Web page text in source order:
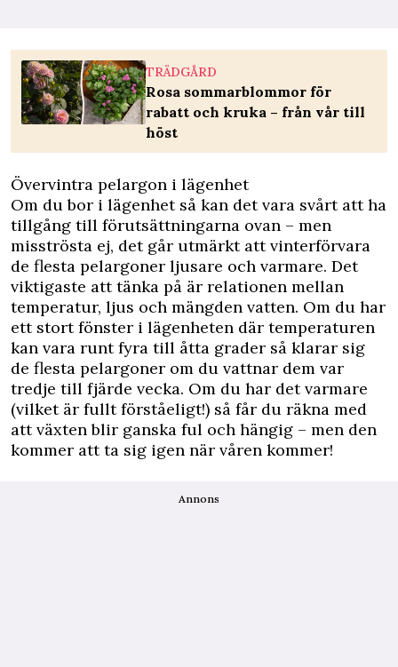
TRÄDGÅRD
Rosa sommarblommor för
rabatt och kruka – från vår till
höst
Övervintra pelargon i lägenhet
Om du bor i lägenhet så kan det vara svårt att ha
tillgång till förutsättningarna ovan – men
misströsta ej, det går utmärkt att vinterförvara
de flesta pelargoner ljusare och varmare. Det
viktigaste att tänka på är relationen mellan
temperatur, ljus och mängden vatten. Om du har
ett stort fönster i lägenheten där temperaturen
kan vara runt fyra till åtta grader så klarar sig
de flesta pelargoner om du vattnar dem var
tredje till fjärde vecka. Om du har det varmare
(vilket är fullt förståeligt!) så får du räkna med
att växten blir ganska ful och hängig – men den
kommer att ta sig igen när våren kommer!
Annons